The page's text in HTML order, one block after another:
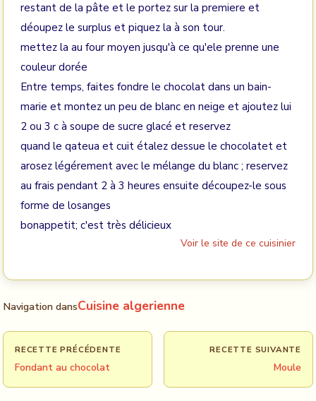
restant de la pâte et le portez sur la premiere et
déoupez le surplus et piquez la à son tour.
mettez la au four moyen jusqu'à ce qu'ele prenne une
couleur dorée
Entre temps, faites fondre le chocolat dans un bain-
marie et montez un peu de blanc en neige et ajoutez lui
2 ou 3 c à soupe de sucre glacé et reservez
quand le qateua et cuit étalez dessue le chocolatet et
arosez légérement avec le mélange du blanc ; reservez
au frais pendant 2 à 3 heures ensuite découpez-le sous
forme de losanges
bonappetit; c'est très délicieux
Voir le site de ce cuisinier
Navigation dansCuisine algerienne
RECETTE PRÉCÉDENTE
Fondant au chocolat
RECETTE SUIVANTE
Moule